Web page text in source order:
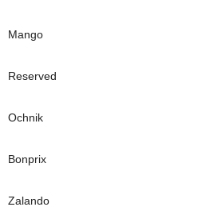
Mango
Reserved
Ochnik
Bonprix
Zalando